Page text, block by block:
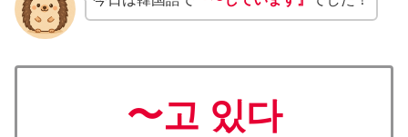
〜고 있다